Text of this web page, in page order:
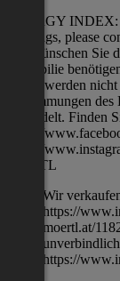
ENERGY
viewings, please
13. Wünschen Sie
Immobilie
Daten werden
Bestimmungen
behandelt. Finden
https://
https://
MÖRTL
Wir
https://
moertl.at/
https://